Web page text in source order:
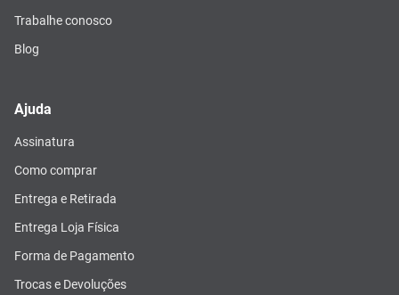
Trabalhe conosco
Blog
Ajuda
Assinatura
Como comprar
Entrega e Retirada
Entrega Loja Física
Forma de Pagamento
Trocas e Devoluções